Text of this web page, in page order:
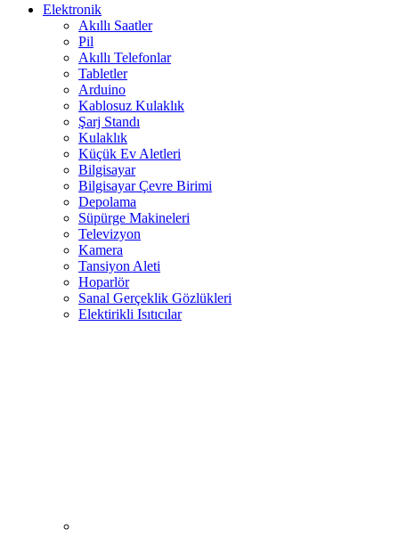
Elektronik
Akıllı Saatler
Pil
Akıllı Telefonlar
Tabletler
Arduino
Kablosuz Kulaklık
Şarj Standı
Kulaklık
Küçük Ev Aletleri
Bilgisayar
Bilgisayar Çevre Birimi
Depolama
Süpürge Makineleri
Televizyon
Kamera
Tansiyon Aleti
Hoparlör
Sanal Gerçeklik Gözlükleri
Elektirikli Isıtıcılar